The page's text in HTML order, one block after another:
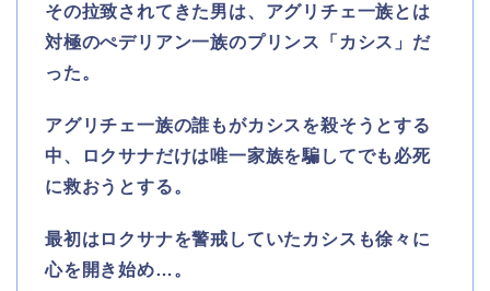
その拉致されてきた男は、アグリチェ一族とは
対極のぺデリアン一族のプリンス「カシス」だ
った。
アグリチェ一族の誰もがカシスを殺そうとする
中、ロクサナだけは唯一家族を騙してでも必死
に救おうとする。
最初はロクサナを警戒していたカシスも徐々に
心を開き始め…。